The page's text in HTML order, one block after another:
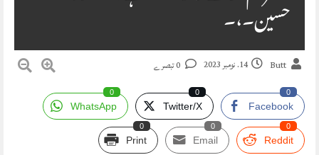
حسین۔،۔
Butt 14. نومبر 2023
Facebook
0
Twitter/X
0
WhatsApp
0
Reddit
0
Email
0
Print
0